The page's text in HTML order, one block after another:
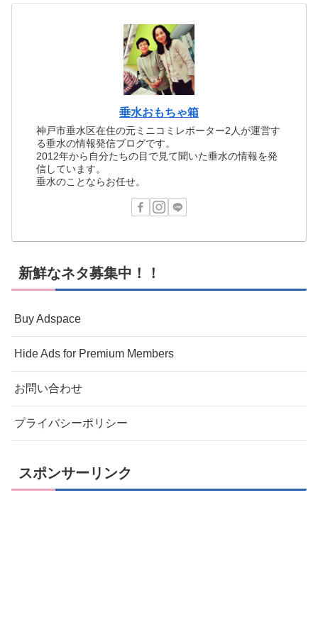
垂水おもちゃ箱
神戸市垂水区在住の元ミニコミレポーター2人が運営す
る垂水の情報発信ブログです。
2012年から自分たちの目で見て聞いた垂水の情報を発
信しています。
垂水のことならお任せ。
新鮮なネタ募集中！！
Buy Adspace
Hide Ads for Premium Members
お問い合わせ
プライバシーポリシー
スポンサーリンク